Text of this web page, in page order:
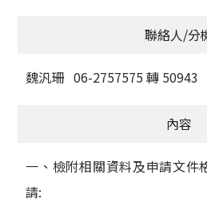
聯絡人/分
魏汎珊 06-2757575 轉 50943
內容
一、檢附相關資料及申請文件
請: